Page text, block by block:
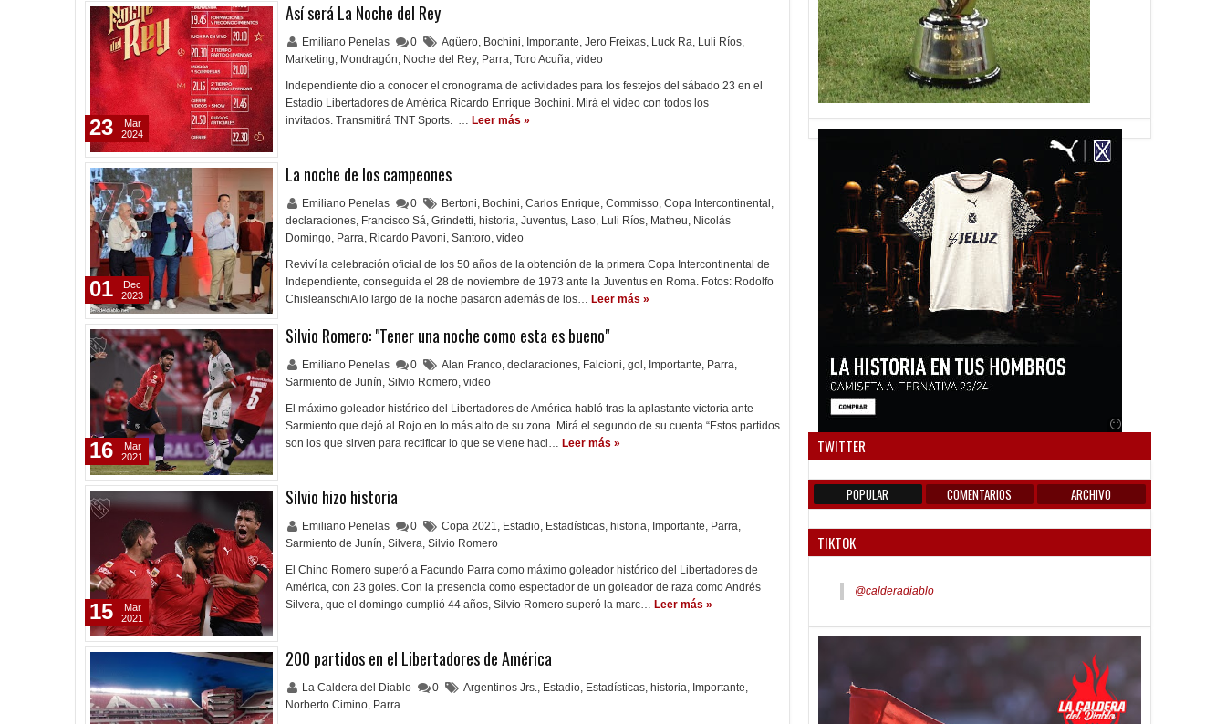
Así será La Noche del Rey
Emiliano Penelas 0 Agüero, Bochini, Importante, Jero Freixas, Luck Ra, Luli Ríos,
Marketing, Mondragón, Noche del Rey, Parra, Toro Acuña, video
Independiente dio a conocer el cronograma de actividades para los festejos del sábado 23 en el
Estadio Libertadores de América Ricardo Enrique Bochini. Mirá el video con todos los
invitados. Transmitirá TNT Sports. … Leer más »
23
Mar
2024
La noche de los campeones
Emiliano Penelas 0 Bertoni, Bochini, Carlos Enrique, Commisso, Copa Intercontinental ,
declaraciones, Francisco Sá, Grindetti, historia, Juventus, Laso, Luli Ríos, Matheu, Nicolás
Domingo, Parra, Ricardo Pavoni, Santoro, video
Reviví la celebración oficial de los 50 años de la obtención de la primera Copa Intercontinental de
Independiente, conseguida el 28 de noviembre de 1973 ante la Juventus en Roma. Fotos: Rodolfo
ChisleanschiA lo largo de la noche pasaron además de los… Leer más »
01
Dec
2023
Silvio Romero: "Tener una noche como esta es bueno"
Emiliano Penelas 0 Alan Franco, declaraciones, Falcioni, gol , Importante, Parra,
Sarmiento de Junín, Silvio Romero, video
El máximo goleador histórico del Libertadores de América habló tras la aplastante victoria ante
Sarmiento que dejó al Rojo en lo más alto de su zona. Mirá el segundo de su cuenta.“Estos partidos
son los que sirven para rectificar lo que se viene haci… Leer más »
16
Mar
2021
Silvio hizo historia
Emiliano Penelas 0 Copa 2021, Estadio, Estadísticas, historia, Importante, Parra,
Sarmiento de Junín, Silvera, Silvio Romero
El Chino Romero superó a Facundo Parra como máximo goleador histórico del Libertadores de
América, con 23 goles. Con la presencia como espectador de un goleador de raza como Andrés
Silvera, que el domingo cumplió 44 años, Silvio Romero superó la marc… Leer más »
15
Mar
2021
200 partidos en el Libertadores de América
La Caldera del Diablo 0 Argentinos Jrs., Estadio, Estadísticas, historia, Importante,
Norberto Cimino, Parra
TWITTER
POPULAR COMENTARIOS ARCHIVO
TIKTOK
@calderadiablo